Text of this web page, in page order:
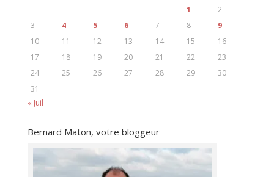
1
2
3
4 5 6 7 8
9
10
11 12 13 14 15
16
17
18 19 20 21 22
23
24
25 26 27 28 29
30
31
« Juil
Bernard Maton, votre bloggeur